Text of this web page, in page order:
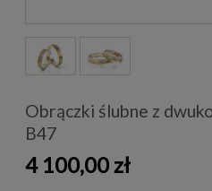
Obrączki ślubne z
B47
4 100,00 zł